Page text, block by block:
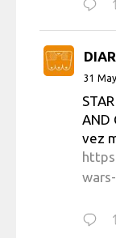
31 May
AND
vez